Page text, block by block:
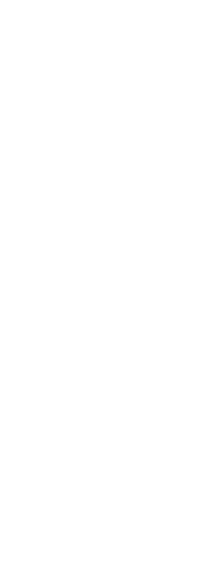
delle
intesa
l'entrata
-
data di
intese
ulteriori
Regioni
dell'art.